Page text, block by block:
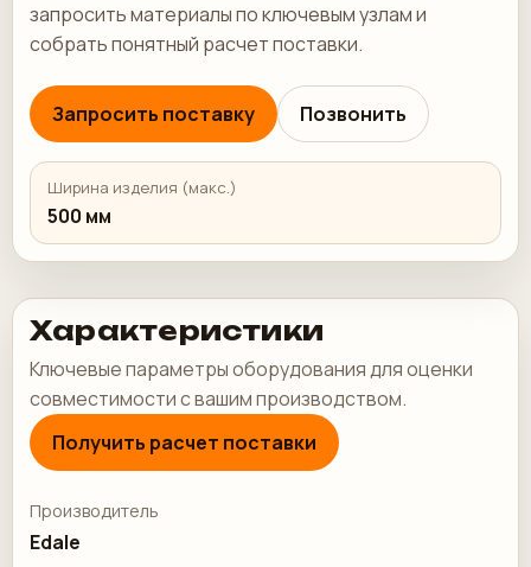
запросить материалы по ключевым узлам и
собрать понятный расчет поставки.
Запросить поставку Позвонить
Ширина изделия (макс.)
500 мм
Характеристики
Ключевые параметры оборудования для оценки
совместимости с вашим производством.
Получить расчет поставки
Производитель
Edale